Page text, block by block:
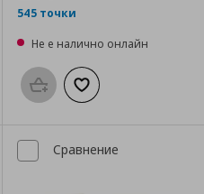
с любими
545 точки
Не е налично онлайн
Προσθήκη στο καλάθι
Добави към
Сравнение